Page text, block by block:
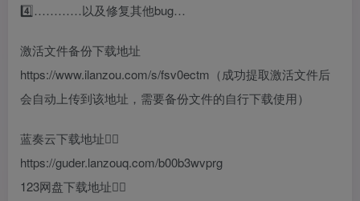
4️⃣…………以及修复其他bug…
激活文件备份下载地址
https://www.ilanzou.com/s/fsv0ectm（成功提取激活文件后
会自动上传到该地址，需要备份文件的自行下载使用）
蓝奏云下载地址👇🏻
https://guder.lanzouq.com/b00b3wvprg
123网盘下载地址👇🏻